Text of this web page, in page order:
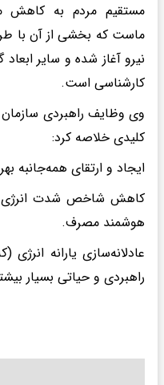
مستقیم مردم به کاهش
ماست که بخشی از آن با
نیرو آغاز شده و سایر
کارشناسی است.
وی وظایف راهبردی
کلیدی خلاصه کرد:
ایجاد و ارتقای همه‌جانبه
کاهش شاخص شدت انرژی
هوشمند مصرف.
عادلانه‌سازی یارانه
راهبردی و حیاتی بسیار